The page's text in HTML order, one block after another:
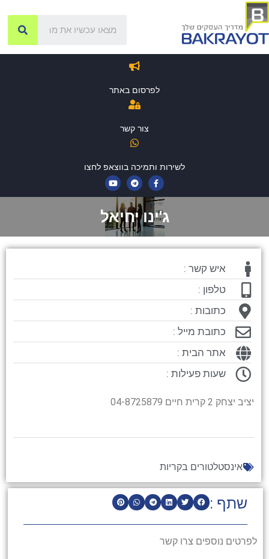
לפרסום באתר
צור קשר
לשירות ותמיכה בווצאפ לחצו
ג'ינו יחיאל
שתף :
לפרטים נוספים צרו קשר
איש קשר :
טלפון :
כתובות :
כתובת מייל :
אתר הבית :
שעות פעילות :
יציב יצחק 2 קרית חיים 04-8725879
אינסטלטורים בקריות